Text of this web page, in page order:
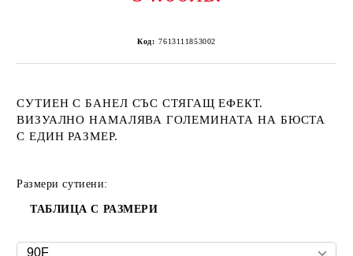
Код: 7613111853002
СУТИЕН С БАНЕЛ СЪС СТЯГАЩ ЕФЕКТ.
ВИЗУАЛНО НАМАЛЯВА ГОЛЕМИНАТА НА БЮСТА
С ЕДИН РАЗМЕР.
Размери сутиени:
ТАБЛИЦА С РАЗМЕРИ